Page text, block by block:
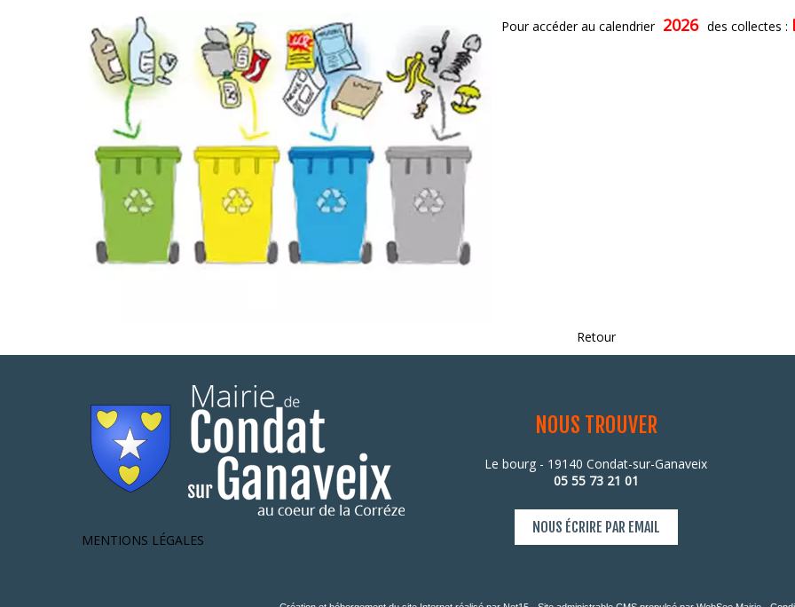
Pour accéder au calendrier 2026 des collectes :
Retour
MENTIONS LÉGALES
NOUS TROUVER
Le bourg - 19140 Condat-sur-Ganaveix
05 55 73 21 01
NOUS ÉCRIRE PAR EMAIL